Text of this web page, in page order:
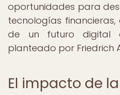
oportunidades para
tecnologías
de un futuro digital
planteado por Friedrich
El impacto de